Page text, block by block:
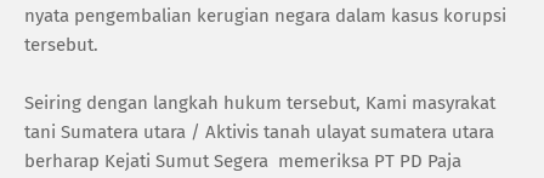
nyata pengembalian kerugian negara dalam kasus korupsi
tersebut.
Seiring dengan langkah hukum tersebut, Kami masyrakat
tani Sumatera utara / Aktivis tanah ulayat sumatera utara
berharap Kejati Sumut Segera memeriksa PT PD Paja